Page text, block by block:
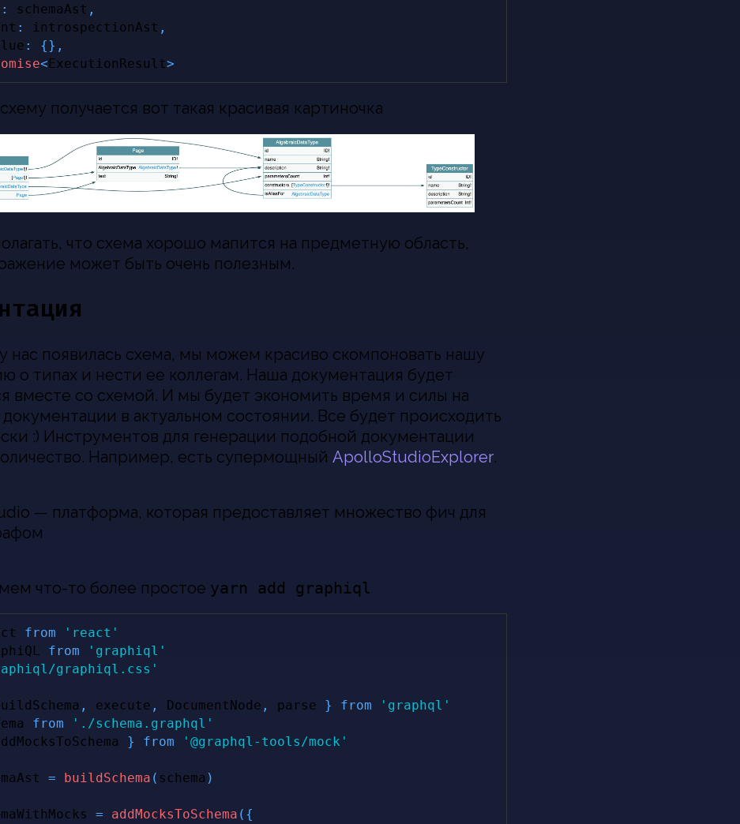
: schemaAst ,
: introspectionAst ,
: {} ,
<ExecutionResult>
получается вот такая красивая картиночка
что схема хорошо мапится на предметную область,
может быть очень полезным.
нас появилась схема, мы можем красиво скомпоновать нашу
о типах и нести ее коллегам. Наша документация будет
вместе со схемой. И мы будет экономить время и силы на
в актуальном состоянии. Все будет происходить
:) Инструментов для генерации подобной документации
Например, есть супермощный ApolloStudioExplorer.
— платформа, которая предоставляет множество фич для
что-то более простое yarn add graphiql
from
'react'
from
'graphiql'
graphiql.css'
, execute , DocumentNode , parse } from
'graphql'
from
'./schema.graphql'
} from '@graphql-tools/mock'
= buildSchema ( schema )
= addMocksToSchema ( {